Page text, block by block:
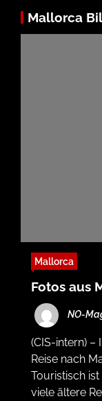
Mallorca
Mallorca
Fotos aus
NO-
(CIS-intern) –
Reise nach
Touristisch
viele ältere